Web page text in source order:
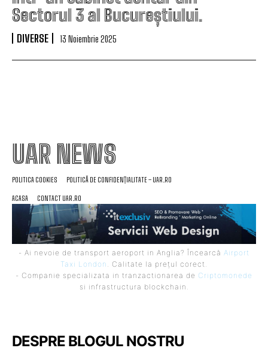
Sectorul 3 al Bucureștiului.
DIVERSE 13 Noiembrie 2025
UAR NEWS
POLITICA COOKIES POLITICĂ DE CONFIDENȚIALITATE – UAR.RO
ACASA CONTACT UAR.RO
- Ai nevoie de transport aeroport in Anglia? Încearcă Airport
Taxi London . Calitate la prețul corect.
- Companie specializata in tranzactionarea de Criptomonede
si infrastructura blockchain.
DESPRE BLOGUL NOSTRU